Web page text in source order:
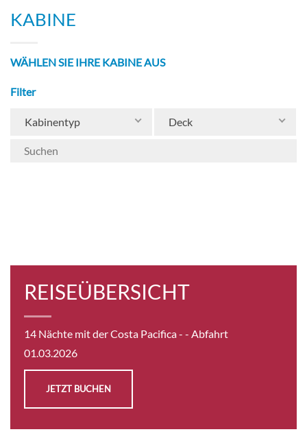
Rennwagen-Simulator darf natürlich auch nicht
KABINE
WÄHLEN SIE IHRE KABINE AUS
Filter
Kabinentyp Deck
REISEÜBERSICHT
14 Nächte mit der Costa Pacifica - - Abfahrt
01.03.2026
JETZT BUCHEN